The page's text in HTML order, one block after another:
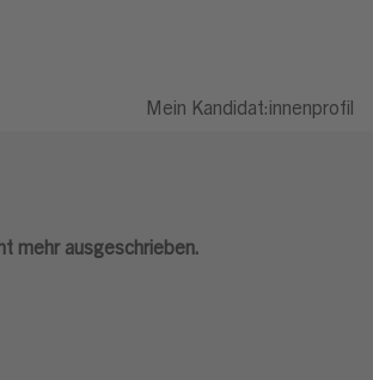
Mein Kandidat:innenprofil
mehr ausgeschrieben.